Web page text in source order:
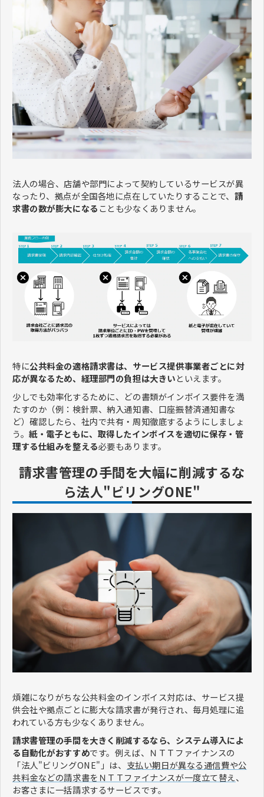
法人の場合、店舗や部門によって契約しているサービスが異
なったり、拠点が全国各地に点在していたりすることで、 請
求書の数が膨大になることも少なくありません。
特に公共料金の適格請求書は、サービス提供事業者ごとに対
応が異なるため、経理部門の負担は大きいといえます。
少しでも効率化するために、どの書類がインボイス要件を満
たすのか（例：検針票、納入通知書、口座振替済通知書な
ど）確認したら、社内で共有・周知徹底するようにしましょ
う。紙・電子ともに、取得したインボイスを適切に保存・管
理する仕組みを整える必要もあります。
請求書管理の手間を大幅に削減するな
ら法人"ビリングONE"
煩雑になりがちな公共料金のインボイス対応は、サービス提
供会社や拠点ごとに膨大な請求書が発行され、毎月処理に追
われている方も少なくありません。
請求書管理の手間を大きく削減するなら、システム導入によ
る自動化がおすすめです。例えば、ＮＴＴファイナンスの
「法人"ビリングONE"」は、 支払い期日が異なる通信費や公
共料金などの請求書をＮＴＴファイナンスが一度立て替え、
お客さまに一括請求するサービスです。